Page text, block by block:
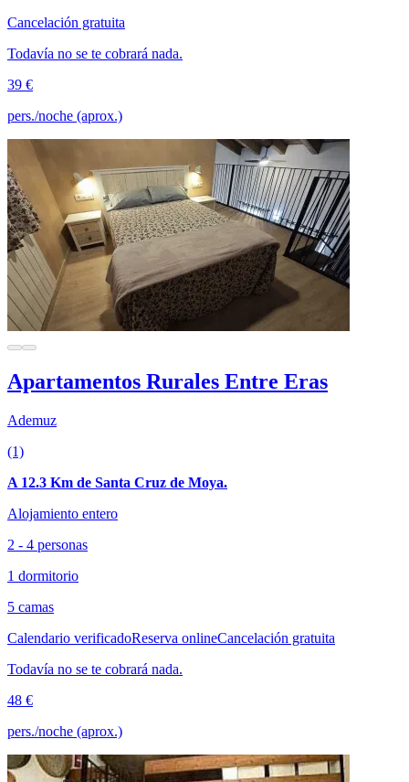
Cancelación gratuita
Todavía no se te cobrará nada.
39 €
pers./noche (aprox.)
Apartamentos Rurales Entre Eras
Ademuz
(1)
A 12.3 Km de Santa Cruz de Moya.
Alojamiento entero
2 - 4 personas
1 dormitorio
5 camas
Calendario verificadoReserva onlineCancelación gratuita
Todavía no se te cobrará nada.
48 €
pers./noche (aprox.)